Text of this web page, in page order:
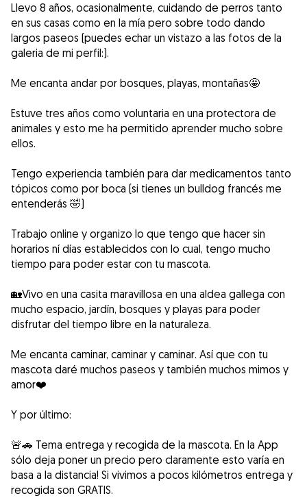
Llevo 8 años, ocasionalmente, cuidando de perros tanto
en sus casas como en la mía pero sobre todo dando
largos paseos (puedes echar un vistazo a las fotos de la
galeria de mi perfil:).
Me encanta andar por bosques, playas, montañas🤩
Estuve tres años como voluntaria en una protectora de
animales y esto me ha permitido aprender mucho sobre
ellos.
Tengo experiencia también para dar medicamentos tanto
tópicos como por boca (si tienes un bulldog francés me
entenderás 🤣)
Trabajo online y organizo lo que tengo que hacer sin
horarios ní días establecidos con lo cual, tengo mucho
tiempo para poder estar con tu mascota.
🏡Vivo en una casita maravillosa en una aldea gallega con
mucho espacio, jardín, bosques y playas para poder
disfrutar del tiempo libre en la naturaleza.
Me encanta caminar, caminar y caminar. Así que con tu
mascota daré muchos paseos y también muchos mimos y
amor❤️
Y por último:
🚨🚗 Tema entrega y recogida de la mascota. En la App
sólo deja poner un precio pero claramente esto varía en
basa a la distancia! Si vivimos a pocos kilómetros entrega y
recogida son GRATIS.